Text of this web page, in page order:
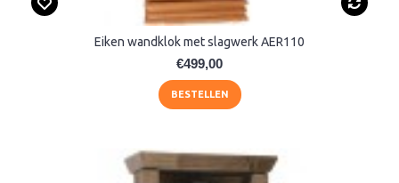
Eiken wandklok met slagwerk AER110
€499,00
BESTELLEN